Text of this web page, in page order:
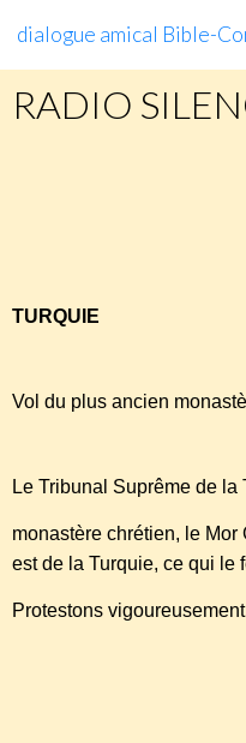
dialogue amical Bible-
RADIO
TURQUIE
Vol du plus ancien
Le Tribunal Suprême de
monastère chrétien, le
est de la Turquie, ce qui le
Protestons